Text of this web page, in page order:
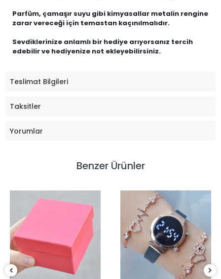
Parfüm, çamaşır suyu gibi kimyasallar metalin rengine
zarar vereceği için temastan kaçınılmalıdır.
Sevdiklerinize anlamlı bir hediye arıyorsanız tercih
edebilir ve hediyenize not ekleyebilirsiniz.
Teslimat Bilgileri
Taksitler
Yorumlar
Benzer Ürünler